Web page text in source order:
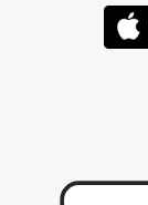
たいなのでネ